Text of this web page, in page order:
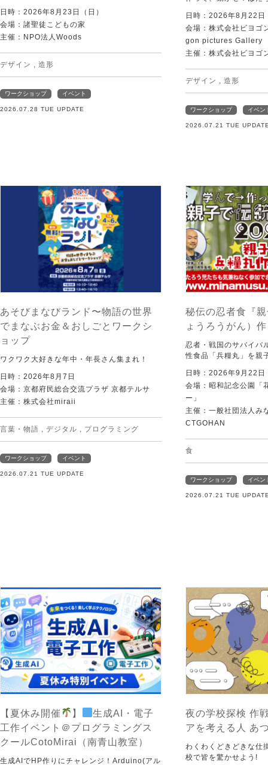
日時：2026年8月23日（日）
会場：諸聖徒こどもの家
主催：NPO法人Woods
デザイン , 造形
ワークショップ イベント
2026.07.28 TUE UPDATE
日時：2026年8月22日
会場：株式会社ビヨ
gon pictures Gallery
主催：株式会社ビヨゴ
デザイン , 造形
ワークショップ イベン
2026.07.21 TUE
あそびまなびランド〜物語の世界
でまなぶお金＆おしごとワークシ
ョップ
ワクワク大好きな年中・年長さん集まれ！
日時：2026年8月7日
会場：京都府民総合交流プラザ 京都テルサ
主催：株式会社miraii
言葉・物語 , デジタル , プログラミング
ワークショップ イベント
2026.07.21 TUE UPDATE
秘伝の忍者食『
ょうろうがん）
忍者・戦国のサバイバ
性食品「兵糧丸」を親
日時：2026年9月22日
会場：昭和記念公園「
ー」
主催：一般社団法人み
CTGOHAN
食
ワークショップ イベン
2026.07.21 TUE
【夏休み開催 】
生成AI・電子
工作イベント＠プログラミングス
クールCotoMirai（南青山教室）
生成AIでHP作りにチャレンジ！Arduino(アル
夜の学校探検 作
アを考える人 あ
わくわくどきどきな仕
校で皆を驚かせよう!